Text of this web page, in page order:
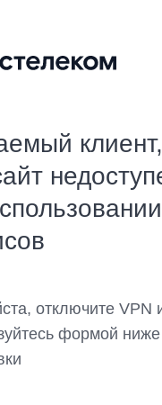
клиент,
отключите VPN
формой